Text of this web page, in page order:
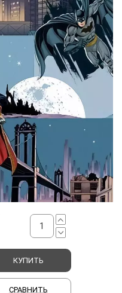
КУПИТЬ
СРАВНИТЬ